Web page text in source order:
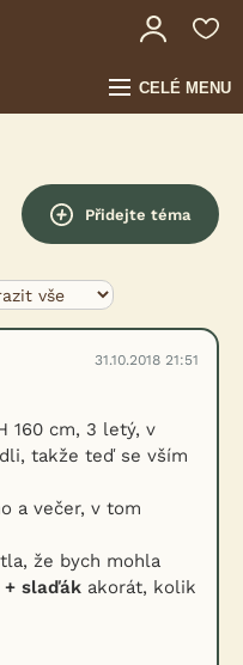
CELÉ MENU
Přidejte téma
31.10.2018 21:51
160 cm, 3 letý, v
takže teď se vším
a večer, v tom
že bych mohla
+ slaďák akorát, kolik